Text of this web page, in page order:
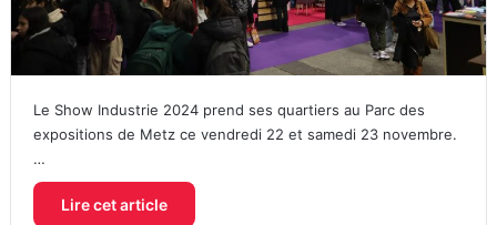
Le Show Industrie 2024 prend ses quartiers au Parc des
expositions de Metz ce vendredi 22 et samedi 23 novembre.
…
Lire cet article